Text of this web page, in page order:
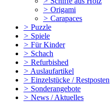
> Origami
> Carapaces
> Puzzle
> Spiele
> Für Kinder
> Schach
> Refurbished
> Auslaufartikel
> Einzelstücke / Restposten
> Sonderangebote
> News / Aktuelles